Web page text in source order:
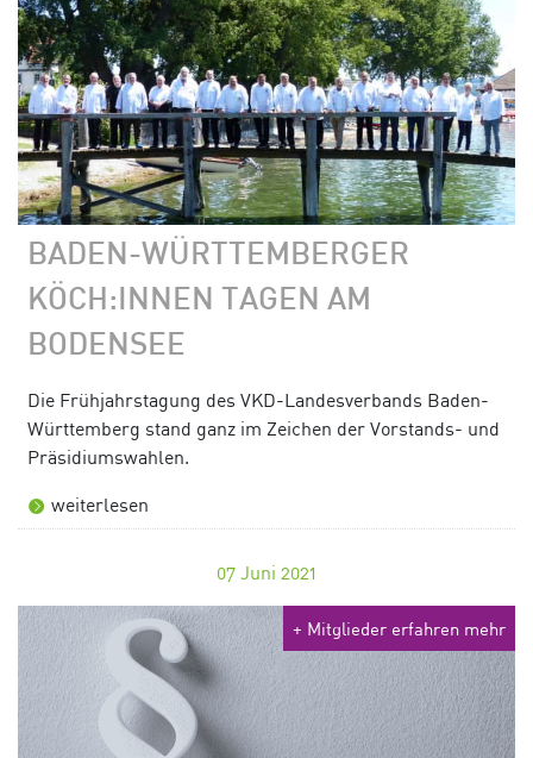
BADEN-WÜRTTEMBERGER
KÖCH:INNEN TAGEN AM
BODENSEE
Die Frühjahrstagung des VKD-Landesverbands Baden-
Württemberg stand ganz im Zeichen der Vorstands- und
Präsidiumswahlen.
weiterlesen
07 Juni 2021
+ Mitglieder erfahren mehr